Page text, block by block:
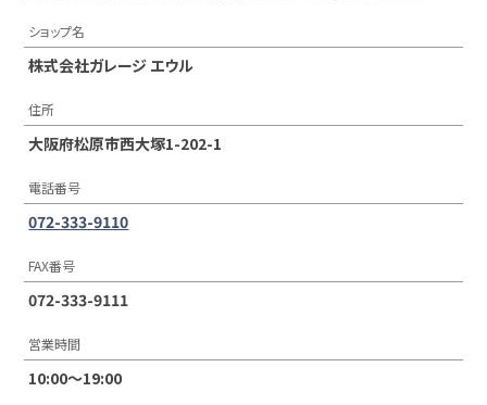
ショップ名
株式会社ガレージ エウル
住所
大阪府松原市西大塚1-202-1
電話番号
072-333-9110
FAX番号
072-333-9111
営業時間
10:00〜19:00